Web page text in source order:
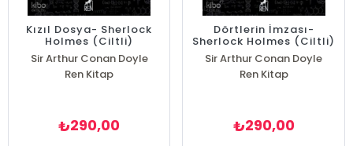
Kızıl Dosya- Sherlock
Holmes (Ciltli)
Sir Arthur Conan Doyle
Ren Kitap
₺290,00
Dörtlerin İmzası-
Sherlock Holmes (Ciltli)
Sir Arthur Conan Doyle
Ren Kitap
₺290,00